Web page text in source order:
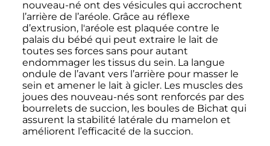
nouveau-né ont des vésicules qui accrochent
l’arrière de l’aréole. Grâce au réflexe
d’extrusion, l'aréole est plaquée contre le
palais du bébé qui peut extraire le lait de
toutes ses forces sans pour autant
endommager les tissus du sein. La langue
ondule de l’avant vers l’arrière pour masser le
sein et amener le lait à gicler. Les muscles des
joues des nouveau-nés sont renforcés par des
bourrelets de succion, les boules de Bichat qui
assurent la stabilité latérale du mamelon et
améliorent l’efficacité de la succion.